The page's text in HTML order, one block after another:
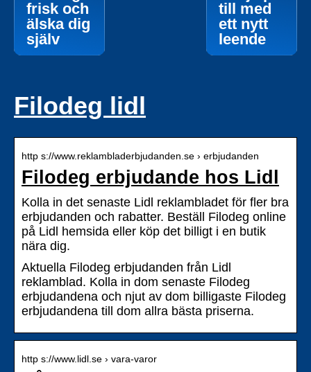
frisk och
älska dig
själv
till med
ett nytt
leende
Filodeg lidl
http s://www.reklambladerbjudanden.se › erbjudanden
Filodeg erbjudande hos Lidl
Kolla in det senaste Lidl reklambladet för fler bra
erbjudanden och rabatter. Beställ Filodeg online
på Lidl hemsida eller köp det billigt i en butik
nära dig.
Aktuella Filodeg erbjudanden från Lidl
reklamblad. Kolla in dom senaste Filodeg
erbjudandena och njut av dom billigaste Filodeg
erbjudandena till dom allra bästa priserna.
http s://www.lidl.se › vara-varor